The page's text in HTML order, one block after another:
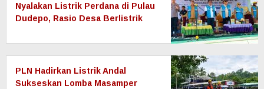
Nyalakan Listrik Perdana di Pulau
Dudepo, Rasio Desa Berlistrik
Persen
PLN Hadirkan Listrik Andal
Sukseskan Lomba Masamper